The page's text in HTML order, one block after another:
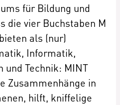
für Bildung und
die vier Buchstaben M
als (nur)
Informatik,
und Technik: MINT
Zusammenhänge in
hilft, kniffelige